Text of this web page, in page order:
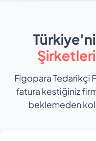
Şirketleri
Figopara Tedarikçi
fatura kestiğiniz
beklemeden